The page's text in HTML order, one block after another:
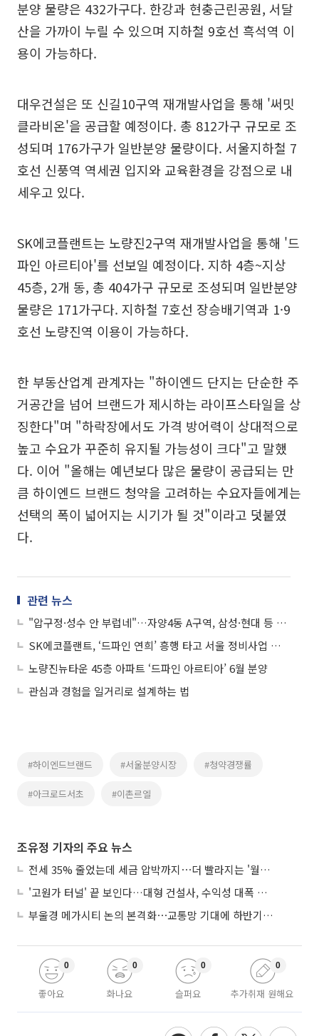
분양 물량은 432가구다. 한강과 현충근린공원, 서달
산을 가까이 누릴 수 있으며 지하철 9호선 흑석역 이
용이 가능하다.
대우건설은 또 신길10구역 재개발사업을 통해 '써밋
클라비온'을 공급할 예정이다. 총 812가구 규모로 조
성되며 176가구가 일반분양 물량이다. 서울지하철 7
호선 신풍역 역세권 입지와 교육환경을 강점으로 내
세우고 있다.
SK에코플랜트는 노량진2구역 재개발사업을 통해 '드
파인 아르티아'를 선보일 예정이다. 지하 4층~지상
45층, 2개 동, 총 404가구 규모로 조성되며 일반분양
물량은 171가구다. 지하철 7호선 장승배기역과 1·9
호선 노량진역 이용이 가능하다.
한 부동산업계 관계자는 "하이엔드 단지는 단순한 주
거공간을 넘어 브랜드가 제시하는 라이프스타일을 상
징한다"며 "하락장에서도 가격 방어력이 상대적으로
높고 수요가 꾸준히 유지될 가능성이 크다"고 말했
다. 이어 "올해는 예년보다 많은 물량이 공급되는 만
큼 하이엔드 브랜드 청약을 고려하는 수요자들에게는
선택의 폭이 넓어지는 시기가 될 것"이라고 덧붙였
다.
관련 뉴스
"압구정·성수 안 부럽네"…자양4동 A구역, 삼성·현대 등 대형사 우르르
SK에코플랜트, ‘드파인 연희’ 흥행 타고 서울 정비사업 공략 나선다
노량진뉴타운 45층 아파트 ‘드파인 아르티아’ 6월 분양
관심과 경험을 일거리로 설계하는 법
#하이엔드브랜드 #서울분양시장 #청약경쟁률
#아크로드서초 #이촌르엘
조유정 기자의 주요 뉴스
전세 35% 줄었는데 세금 압박까지⋯더 빨라지는 '월세화'
'고원가 터널' 끝 보인다…대형 건설사, 수익성 대폭 개선
부울경 메가시티 논의 본격화⋯교통망 기대에 하반기 분양시장 '주목'
좋아요
0
화나요
0
슬퍼요
0
추가취재 원해요
0